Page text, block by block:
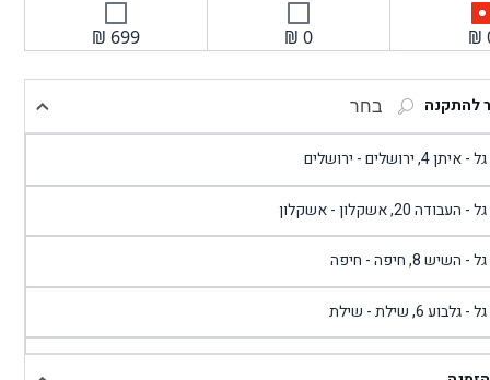
₪
₪ 0
₪ 699
להתקנה בחר
4, ירושלים - ירושלים
העבודה 20, אשקלון - אשקלון
- השיש 8, חיפה - חיפה
- גלבוע 6, שילת - שילת
- פוריידיס, כניסה צפונית מול כביש 4 - פרדיס